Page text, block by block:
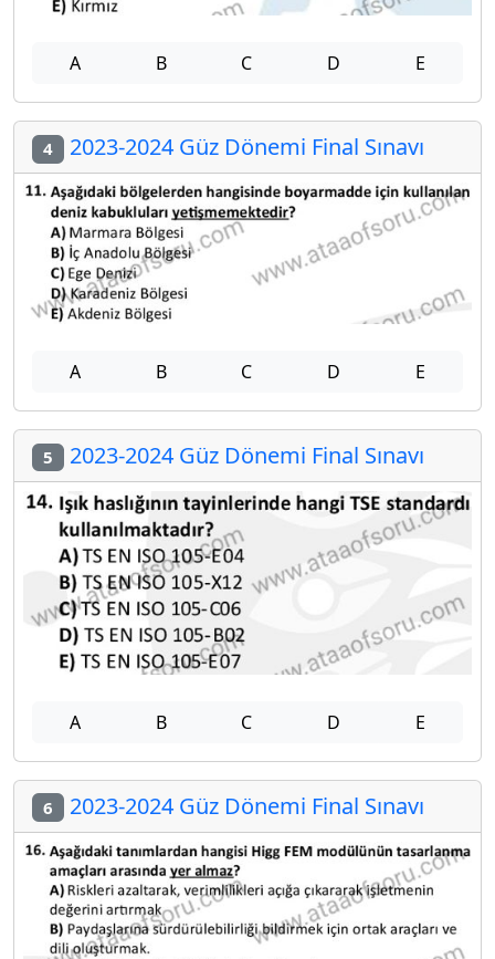
A B C D E
4 2023-2024 Güz Dönemi Final Sınavı
A B C D E
5 2023-2024 Güz Dönemi Final Sınavı
A B C D E
6 2023-2024 Güz Dönemi Final Sınavı